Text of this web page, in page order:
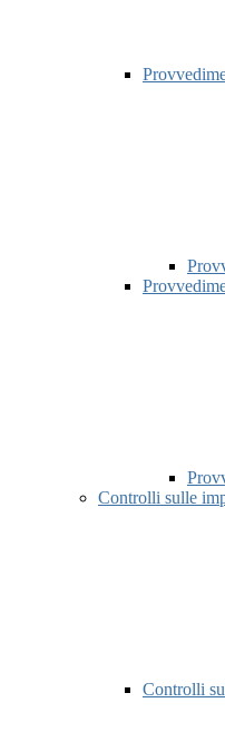
Controlli sulle
Controlli